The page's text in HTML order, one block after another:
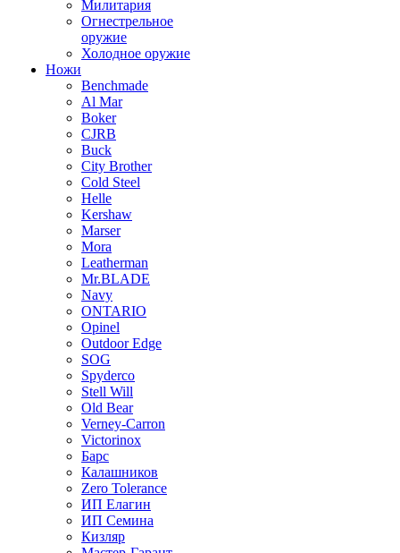
Милитария
Огнестрельное
оружие
Холодное оружие
Ножи
Benchmade
Al Mar
Boker
CJRB
Buck
City Brother
Cold Steel
Helle
Kershaw
Marser
Mora
Leatherman
Mr.BLADE
Navy
ONTARIO
Opinel
Outdoor Edge
SOG
Spyderco
Stell Will
Old Bear
Verney-Carron
Victorinox
Барс
Калашников
Zero Tolerance
ИП Елагин
ИП Семина
Кизляр